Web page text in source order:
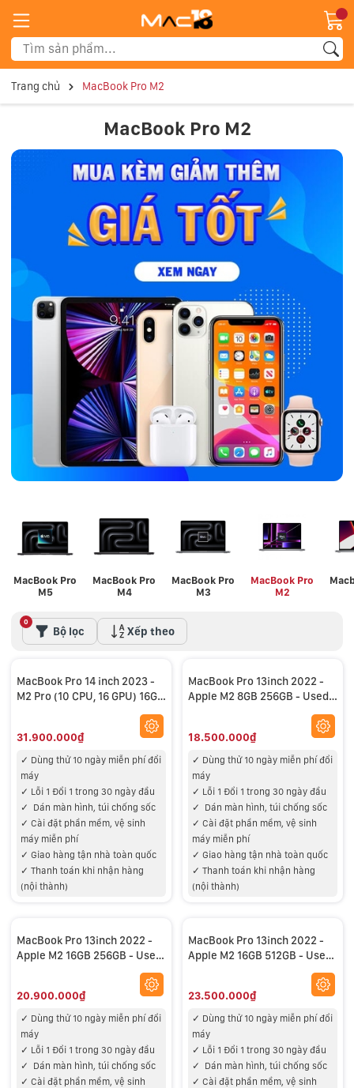
Trang chủ MacBook Pro M2
MacBook Pro M2
MacBook Pro
M5
MacBook Pro
M4
MacBook Pro
M3
MacBook Pro
M2
Bộ lọc
0
Xếp theo
MacBook Pro 14 inch 2023 -
M2 Pro (10 CPU, 16 GPU) 16GB
RAM, 512GB SSD – USED 99%
31.900.000₫
✓ Dùng thử 10 ngày miễn phí đổi
máy
✓ Lỗi 1 Đổi 1 trong 30 ngày đầu
✓ Dán màn hình, túi chống sốc
✓ Cài đặt phần mềm, vệ sinh
máy miễn phí
✓ Giao hàng tận nhà toàn quốc
✓ Thanh toán khi nhận hàng
(nội thành)
MacBook Pro 13inch 2022 -
Apple M2 8GB 256GB - Used
18.500.000₫
✓ Dùng thử 10 ngày miễn phí đổi
máy
✓ Lỗi 1 Đổi 1 trong 30 ngày đầu
✓ Dán màn hình, túi chống sốc
✓ Cài đặt phần mềm, vệ sinh
máy miễn phí
✓ Giao hàng tận nhà toàn quốc
✓ Thanh toán khi nhận hàng
(nội thành)
MacBook Pro 13inch 2022 -
Apple M2 16GB 256GB - Used
20.900.000₫
✓ Dùng thử 10 ngày miễn phí đổi
máy
✓ Lỗi 1 Đổi 1 trong 30 ngày đầu
✓ Dán màn hình, túi chống sốc
✓ Cài đặt phần mềm, vệ sinh
MacBook Pro 13inch 2022 -
Apple M2 16GB 512GB - Used
23.500.000₫
✓ Dùng thử 10 ngày miễn phí đổi
máy
✓ Lỗi 1 Đổi 1 trong 30 ngày đầu
✓ Dán màn hình, túi chống sốc
✓ Cài đặt phần mềm, vệ sinh